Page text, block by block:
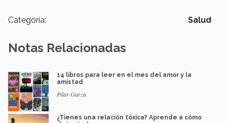
Categoría: Salud
Notas Relacionadas
14 libros para leer en el mes del amor y la
amistad
Pilar Garza
¿Tienes una relación tóxica? Aprende a cómo